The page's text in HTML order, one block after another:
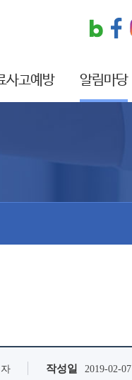
사고예방 알림마당
작성일 2019-02-07